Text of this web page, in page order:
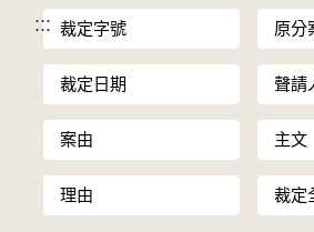
::: 裁定字號 原分
裁定日期 聲請
案由 主文
理由 裁定